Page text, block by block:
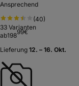
Ansprechend
(40)
33 Varianten
ab19899€
Lieferung 12. – 16. Okt.